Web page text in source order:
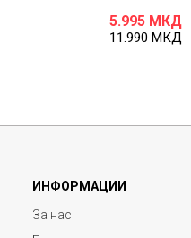
5.995 МКД
11.990МКД
ИНФОРМАЦИИ
За нас